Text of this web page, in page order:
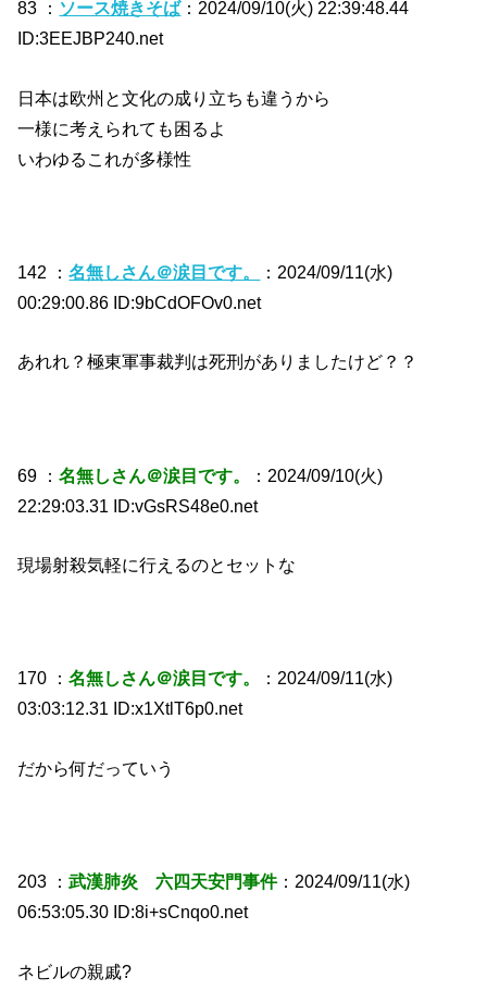
83 ： ソース焼きそば：2024/09/10(火) 22:39:48.44
ID:3EEJBP240.net
日本は欧州と文化の成り立ちも違うから
一様に考えられても困るよ
いわゆるこれが多様性
142 ：名無しさん＠涙目です。
：2024/09/11(水)
00:29:00.86 ID:9bCdOFOv0.net
あれれ？極東軍事裁判は死刑がありましたけど？？
69 ：名無しさん＠涙目です。
：2024/09/10(火)
22:29:03.31 ID:vGsRS48e0.net
現場射殺気軽に行えるのとセットな
170 ：名無しさん＠涙目です。
：2024/09/11(水)
03:03:12.31 ID:x1XtlT6p0.net
だから何だっていう
203 ：武漢肺炎 六四天安門事件：2024/09/11(水)
06:53:05.30 ID:8i+sCnqo0.net
ネビルの親戚?